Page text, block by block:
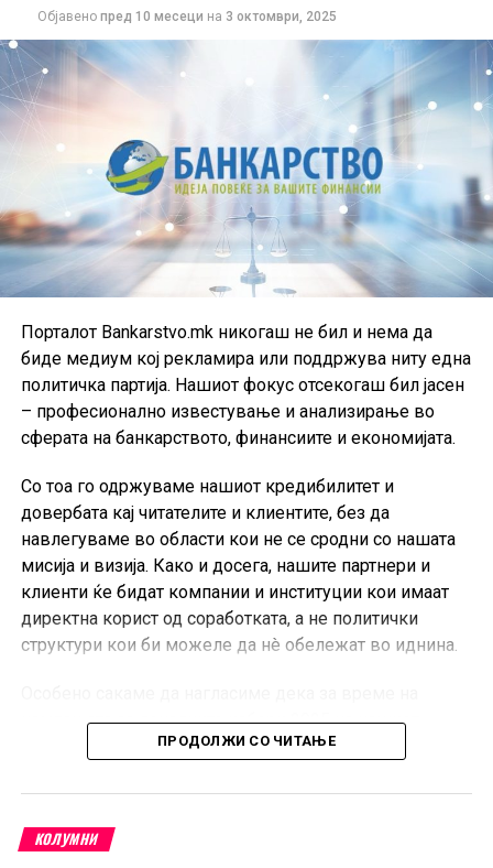
Објавено пред 10 месеци на 3 октомври, 2025
Порталот Bankarstvo.mk никогаш не бил и нема да
биде медиум кој рекламира или поддржува ниту една
политичка партија. Нашиот фокус отсекогаш бил јасен
– професионално известување и анализирање во
сферата на банкарството, финансиите и економијата.
Со тоа го одржуваме нашиот кредибилитет и
довербата кај читателите и клиентите, без да
навлегуваме во области кои не се сродни со нашата
мисија и визија. Како и досега, нашите партнери и
клиенти ќе бидат компании и институции кои имаат
директна корист од соработката, а не политички
структури кои би можеле да нè обележат во иднина.
кампањата за локалните избори 2025 на нашиот
портал нема да биде објавен ниту еден банер од ниту
определба да останеме независни и да не дозволиме
политичкото финансирање да влијае врз нашиот
кредибилитет.
ПРОДОЛЖИ СО ЧИТАЊЕ
КОЛУМНИ